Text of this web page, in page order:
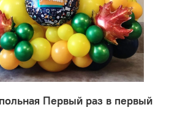
Первый раз в первый